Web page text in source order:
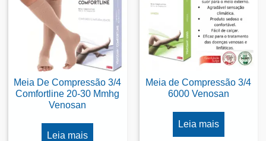
Meia De Compressão 3/4
Comfortline 20-30 Mmhg
Venosan
Leia mais
Meia de Compressão 3/4
6000 Venosan
Leia mais